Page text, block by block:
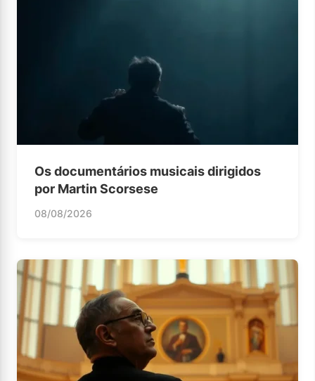
Os documentários musicais dirigidos
por Martin Scorsese
08/08/2026